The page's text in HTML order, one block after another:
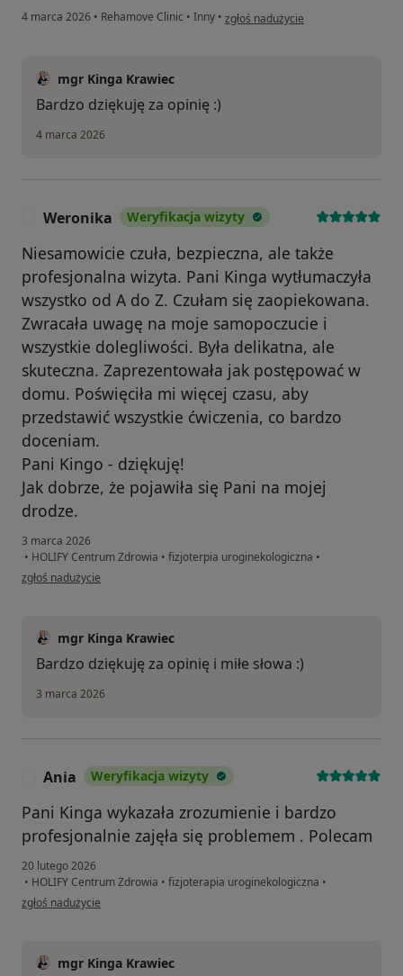
4 marca 2026 • Rehamove Clinic • Inny • w opinii użytkownika Tetiana
zgłoś nadużycie
mgr Kinga Krawiec
Bardzo dziękuję za opinię :)
4 marca 2026
Weronika Weryfikacja wizyty
Niesamowicie czuła, bezpieczna, ale także
profesjonalna wizyta. Pani Kinga wytłumaczyła
wszystko od A do Z. Czułam się zaopiekowana.
Zwracała uwagę na moje samopoczucie i
wszystkie dolegliwości. Była delikatna, ale
skuteczna. Zaprezentowała jak postępować w
domu. Poświęciła mi więcej czasu, aby
przedstawić wszystkie ćwiczenia, co bardzo
doceniam.
Pani Kingo - dziękuję!
Jak dobrze, że pojawiła się Pani na mojej
drodze.
3 marca 2026
• HOLIFY Centrum Zdrowia • fizjoterpia uroginekologiczna •
w opinii użytkownika Weronika
zgłoś nadużycie
mgr Kinga Krawiec
Bardzo dziękuję za opinię i miłe słowa :)
3 marca 2026
Ania Weryfikacja wizyty
Pani Kinga wykazała zrozumienie i bardzo
profesjonalnie zajęła się problemem . Polecam
20 lutego 2026
• HOLIFY Centrum Zdrowia • fizjoterapia uroginekologiczna •
w opinii użytkownika Ania
zgłoś nadużycie
mgr Kinga Krawiec